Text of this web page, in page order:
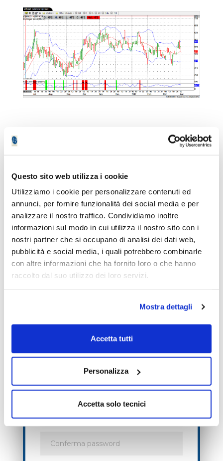
Questo sito web utilizza i cookie
Utilizziamo i cookie per personalizzare contenuti ed
annunci, per fornire funzionalità dei social media e per
analizzare il nostro traffico. Condividiamo inoltre
informazioni sul modo in cui utilizza il nostro sito con i
nostri partner che si occupano di analisi dei dati web,
pubblicità e social media, i quali potrebbero combinarle
con altre informazioni che ha fornito loro o che hanno
raccolto dal suo utilizzo dei loro servizi.
Mostra dettagli
Accetta tutti
Personalizza
Accetta solo tecnici
Non accontentarti solo degli
articoli Free!
Registratigratuitamentee avrai
accesso senza limitazioniai servizi
premiumper 7 giorni!
Ti inviamo solo un SMS di verifica, niente